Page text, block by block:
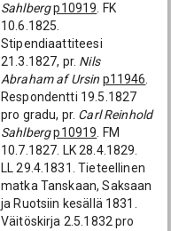
Sahlbergp10919 . FK
10.6.1825.
Stipendiaattiteesi
21.3.1827, pr. Nils
Abraham af Ursin p11946
Respondentti 19.5.1827
pro gradu, pr. Carl Reinhold
Sahlbergp10919 . FM
10.7.1827. LK 28.4.1829.
LL 29.4.1831. Tieteellinen
matka Tanskaan, Saksaan
ja Ruotsiin kesällä 1831.
Väitöskirja 2.5.1832 pro